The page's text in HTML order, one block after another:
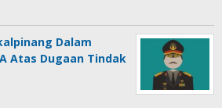
Dalam
Atas Dugaan Tindak